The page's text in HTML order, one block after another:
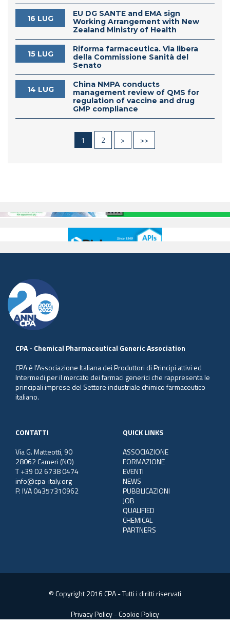
16 LUG
EU DG SANTE and EMA sign
Working Arrangement with New
Zealand Ministry of Health
15 LUG
Riforma farmaceutica. Via libera
della Commissione Sanità del
Senato
14 LUG
China NMPA conducts
management review of QMS for
regulation of vaccine and drug
GMP compliance
1 2 > >>
CPA - Chemical Pharmaceutical Generic Association
CPA è l'Associazione Italiana dei Produttori di Principi attivi ed
Intermedi per il mercato dei farmaci generici che rappresenta le
principali imprese del Settore industriale chimico farmaceutico
italiano.
CONTATTI
Via G. Matteotti, 90
28062 Cameri (NO)
T +39 02 6738 0474
info@cpa-italy.org
P. IVA 04357310962
QUICK LINKS
ASSOCIAZIONE
FORMAZIONE
EVENTI
NEWS
PUBBLICAZIONI
JOB
QUALIFIED
CHEMICAL
PARTNERS
© Copyright 2016 CPA - Tutti i diritti riservati
Privacy Policy-Cookie Policy